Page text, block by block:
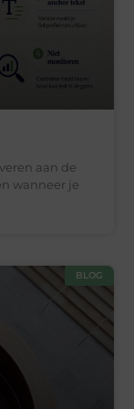
aan de
wanneer je
BLOG